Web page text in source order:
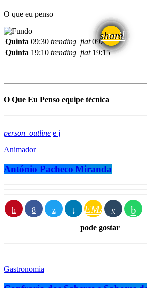
O que eu penso
share
email
Quinta 09:30 trending_flat 09:45
Quinta 19:10 trending_flat 19:15
O Que Eu Penso equipe técnica
person_outline
Animador
António Pacheco Miranda
EMAIL
pode gostar
Gastronomia